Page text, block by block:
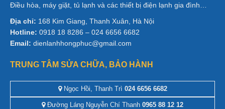
Điều hòa, máy giặt, tủ lạnh và các thiết bị điện lạnh gia đình…
Địa chỉ: 168 Kim Giang, Thanh Xuân, Hà Nội
Hotline: 0918 18 8286 – 024 6656 6682
Email: dienlanhhongphuc@gmail.com
TRUNG TÂM SỬA CHỮA, BẢO HÀNH
Ngọc Hồi, Thanh Trì 024 6656 6682
Đường Láng Nguyễn Chí Thanh 0965 88 12 12